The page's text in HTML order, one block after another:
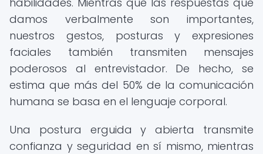
damos verbalmente son importantes,
nuestros gestos, posturas y expresiones
faciales también transmiten mensajes
poderosos al entrevistador. De hecho, se
estima que más del 50% de la comunicación
humana se basa en el lenguaje corporal.
Una postura erguida y abierta transmite
confianza y seguridad en sí mismo, mientras